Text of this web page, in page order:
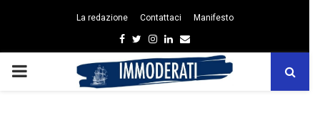
La redazione Contattaci Manifesto
Facebook
Twitter
Instagram
Linkedin
Email
PRIMARY